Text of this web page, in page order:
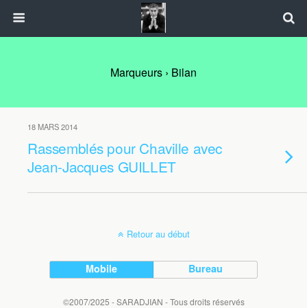
Marqueurs › Bilan
18 MARS 2014
Rassemblés pour Chaville avec
Jean-Jacques GUILLET
Retour au début
Mobile Bureau
©2007/2025 - SARADJIAN - Tous droits réservés